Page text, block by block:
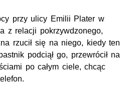
przy ulicy Emilii Plater w
z relacji pokrzywdzonego,
rzucił się na niego, kiedy ten
podciął go, przewrócił na
po całym ciele, chcąc